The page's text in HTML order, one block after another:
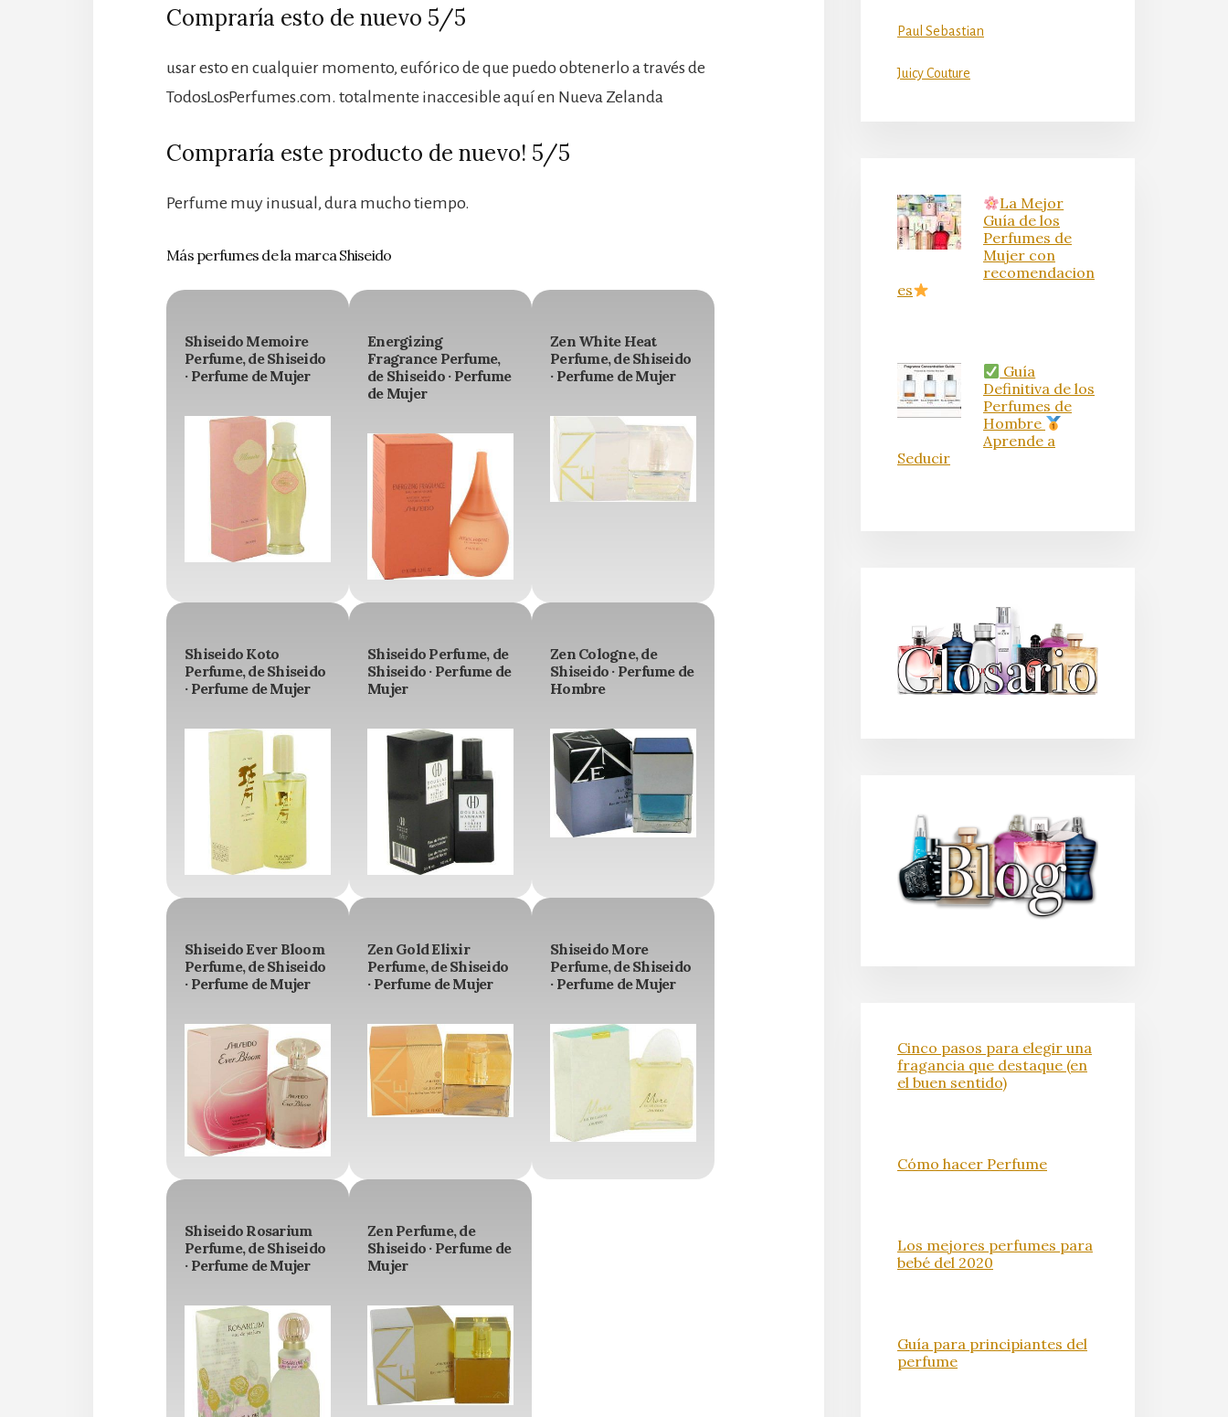
Compraría esto de nuevo 5/5
usar esto en cualquier momento, eufórico de que puedo obtenerlo a través de
TodosLosPerfumes.com. totalmente inaccesible aquí en Nueva Zelanda
Compraría este producto de nuevo! 5/5
Perfume muy inusual, dura mucho tiempo.
Más perfumes de la marca Shiseido
Shiseido Memoire
Perfume, de Shiseido
· Perfume de Mujer
Energizing
Fragrance Perfume,
de Shiseido · Perfume
de Mujer
Zen White Heat
Perfume, de Shiseido
· Perfume de Mujer
Shiseido Koto
Perfume, de Shiseido
· Perfume de Mujer
Shiseido Perfume, de
Shiseido · Perfume de
Mujer
Zen Cologne, de
Shiseido · Perfume de
Hombre
Shiseido Ever Bloom
Perfume, de Shiseido
· Perfume de Mujer
Zen Gold Elixir
Perfume, de Shiseido
· Perfume de Mujer
Shiseido More
Perfume, de Shiseido
· Perfume de Mujer
Shiseido Rosarium
Perfume, de Shiseido
· Perfume de Mujer
Zen Perfume, de
Shiseido · Perfume de
Mujer
Paul Sebastian
Juicy Couture
La Mejor
Guía de los
Perfumes de
Mujer con
recomendacion
es
Guía
Definitiva de los
Perfumes de
Hombre
Aprende a
Seducir
Cinco pasos para elegir una
fragancia que destaque (en
el buen sentido)
Cómo hacer Perfume
Los mejores perfumes para
bebé del 2020
Guía para principiantes del
perfume